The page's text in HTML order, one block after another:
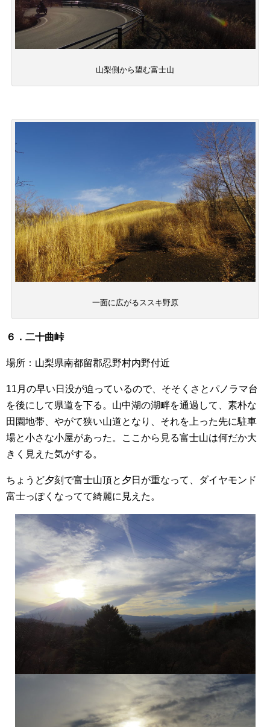
山梨側から望む富士山
一面に広がるススキ野原
６．二十曲峠
場所：山梨県南都留郡忍野村内野付近
11月の早い日没が迫っているので、そそくさとパノラマ台
を後にして県道を下る。山中湖の湖畔を通過して、素朴な
田園地帯、やがて狭い山道となり、それを上った先に駐車
場と小さな小屋があった。ここから見る富士山は何だか大
きく見えた気がする。
ちょうど夕刻で富士山頂と夕日が重なって、ダイヤモンド
富士っぽくなってて綺麗に見えた。